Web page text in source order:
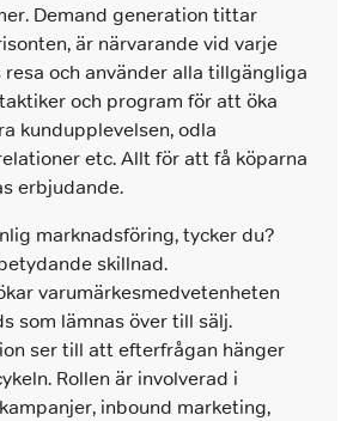
Demand generation tittar
är närvarande vid varje
och använder alla tillgängliga
och program för att öka
kundupplevelsen, odla
etc. Allt för att få köparna
erbjudande.
marknadsföring, tycker du?
skillnad.
varumärkesmedvetenheten
som lämnas över till sälj.
ser till att efterfrågan hänger
Rollen är involverad i
inbound marketing,